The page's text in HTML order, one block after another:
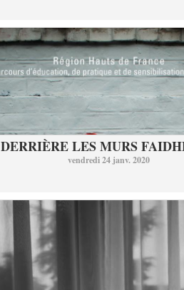
DERRIÈRE LES MURS
vendredi 24 janv. 2020